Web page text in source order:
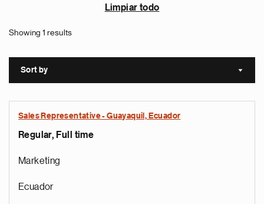
Limpiar todo
Showing 1 results
Sort by Sort
Sales Representative - Guayaquil, Ecuador
Regular, Full time
Marketing
Ecuador